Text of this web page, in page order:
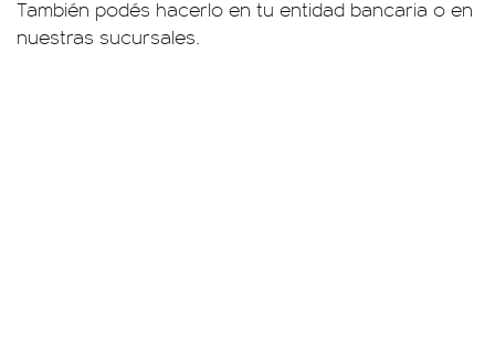
También podés hacerlo en tu entidad bancaria o en
nuestras sucursales.